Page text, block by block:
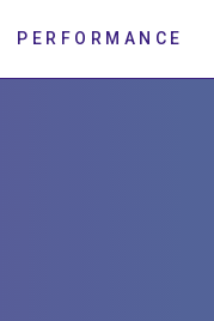
PERFORMANCE